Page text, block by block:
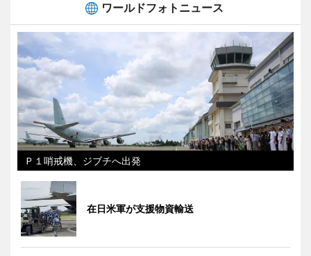
ワールドフォトニュース
Ｐ１哨戒機、ジブチへ出発
在日米軍が支援物資輸送